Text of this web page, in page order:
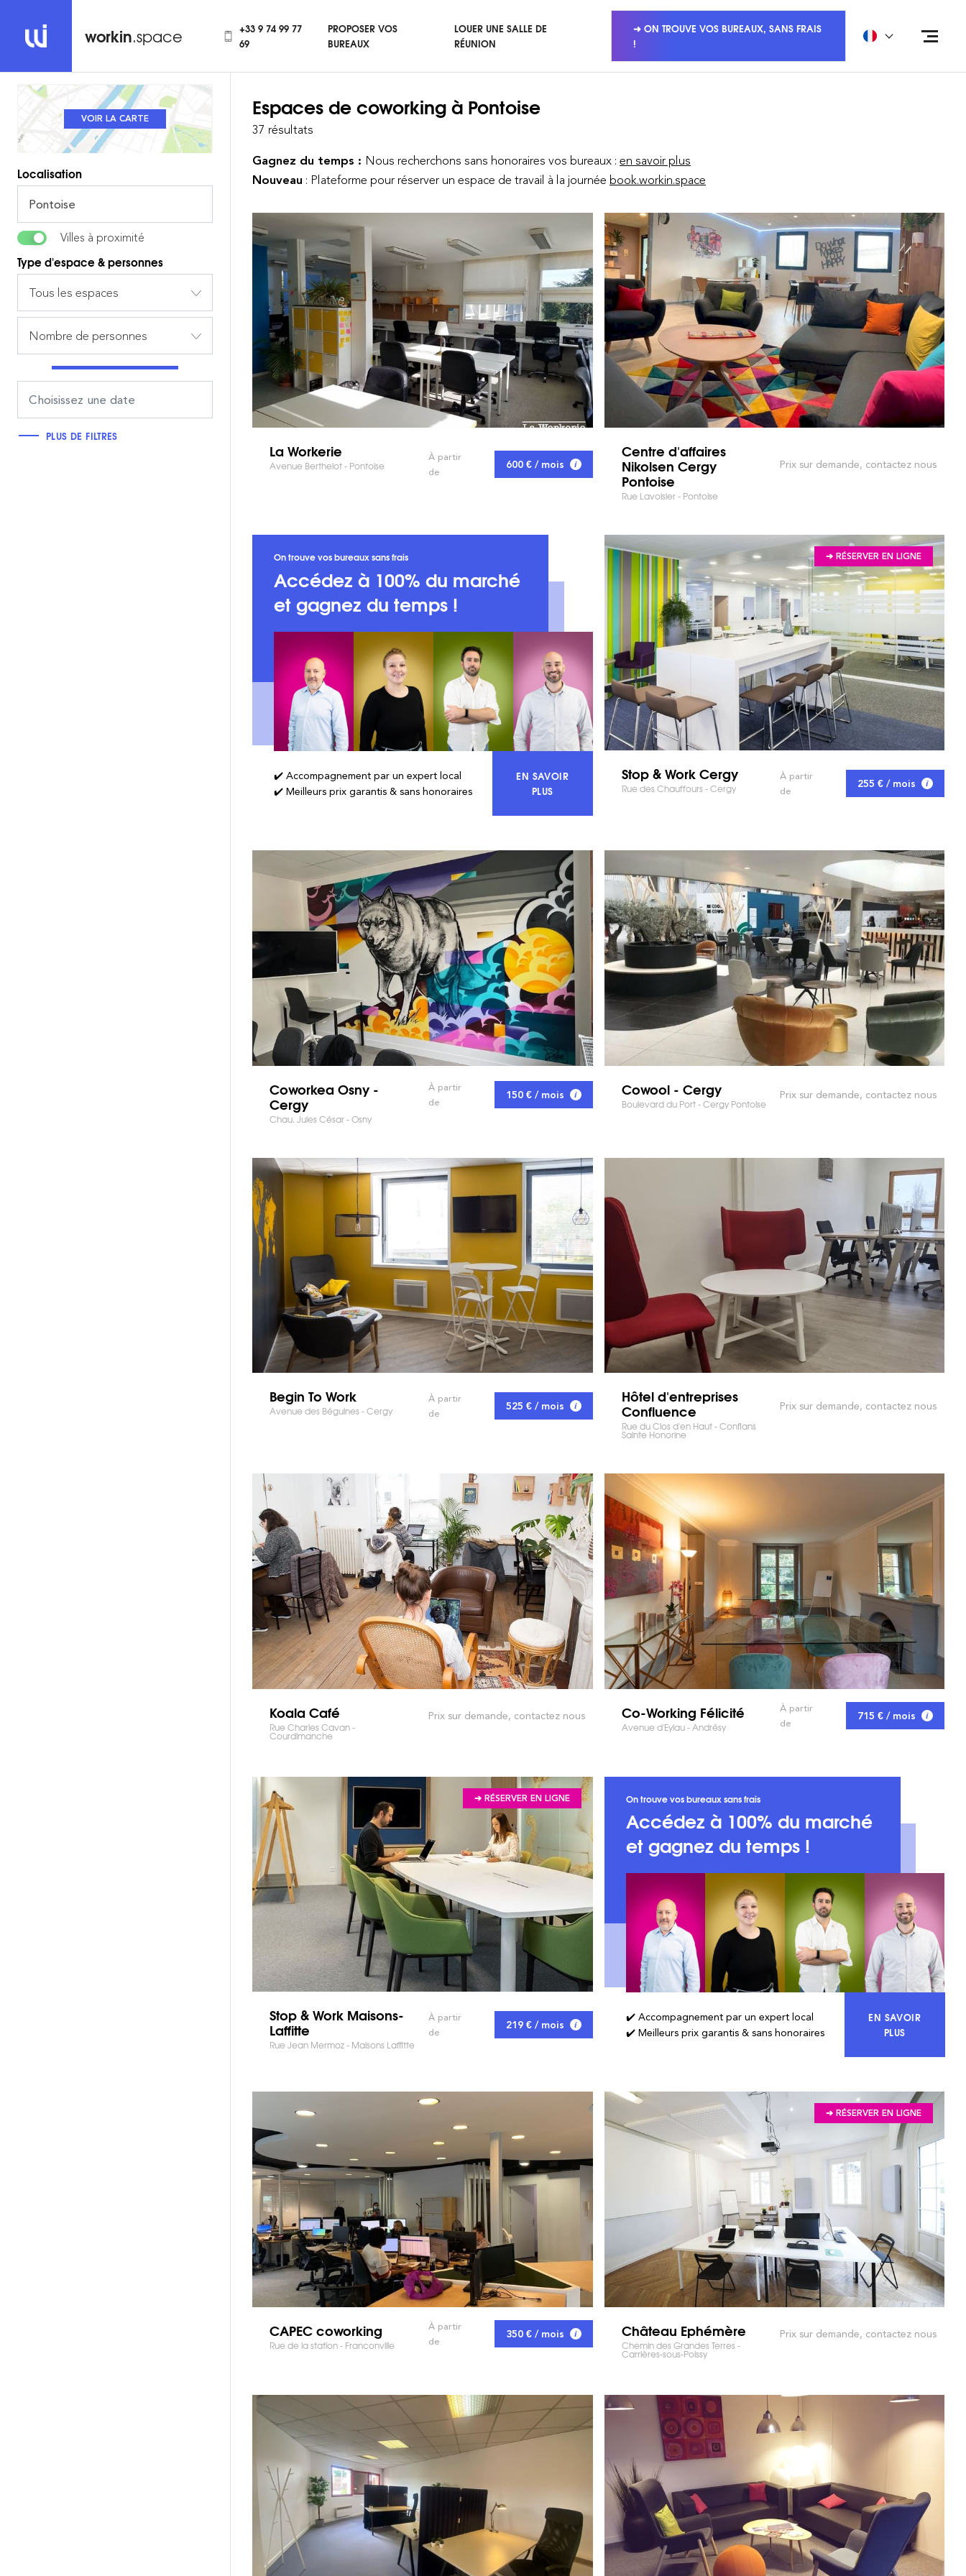
workin.space
+33 9 74 99 77
69
PROPOSER VOS
BUREAUX
LOUER UNE SALLE DE
RÉUNION
➜ ON TROUVE VOS BUREAUX, SANS FRAIS
!
REVENIR À LA LISTE
VOIR LA CARTE
Localisation
Villes à proximité
Type d'espace & personnes
Tous les espaces
Nombre de personnes
PLUS DE FILTRES
Espaces de coworkingà Pontoise
37 résultats
Gagnez du temps : Nous recherchons sans honoraires vos bureaux : en savoir plus
Nouveau : Plateforme pour réserver un espace de travail à la journée book.workin.space
La Workerie
Avenue Berthelot - Pontoise
À partir
de
600 € / mois
Centre d'affaires
Nikolsen Cergy
Pontoise
Rue Lavoisier - Pontoise
Prix sur demande, contactez nous
On trouve vos bureaux sans frais
Accédez à 100% du marché
et gagnez du temps !
✔️ Accompagnement par un expert local
✔️ Meilleurs prix garantis & sans honoraires
EN SAVOIR
PLUSACCÉDEZ À 100% DU MARCHÉ ET GAGNEZ DU TEMPS !
➔ RÉSERVER EN LIGNE
Stop & Work Cergy
Rue des Chauffours - Cergy
À partir
de
255 € / mois
Coworkea Osny -
Cergy
Chau. Jules César - Osny
À partir
de
150 € / mois Cowool - Cergy
Boulevard du Port - Cergy Pontoise
Prix sur demande, contactez nous
Begin To Work
Avenue des Béguines - Cergy
À partir
de
525 € / mois Hôtel d'entreprises
Confluence
Rue du Clos d'en Haut - Conflans
Sainte Honorine
Prix sur demande, contactez nous
Koala Café
Rue Charles Cavan -
Courdimanche
Prix sur demande, contactez nous Co-Working Félicité
Avenue d'Eylau - Andrésy
À partir
de
715 € / mois
➔ RÉSERVER EN LIGNE
Stop & Work Maisons-
Laffitte
Rue Jean Mermoz - Maisons Laffitte
À partir
de
219 € / mois
On trouve vos bureaux sans frais
Accédez à 100% du marché
et gagnez du temps !
✔️ Accompagnement par un expert local
✔️ Meilleurs prix garantis & sans honoraires
EN SAVOIR
PLUSACCÉDEZ À
CAPEC coworking
Rue de la station - Franconville
À partir
de
350 € / mois
➔ RÉSERVER EN LIGNE
Château Ephémère
Chemin des Grandes Terres -
Carrières-sous-Poissy
Prix sur demande, contactez nous